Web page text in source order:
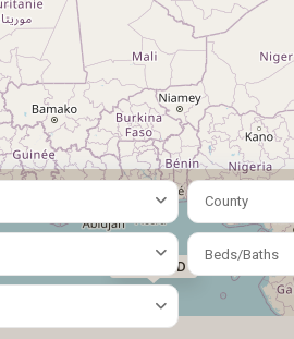
8000 MAD
County
Beds/Baths